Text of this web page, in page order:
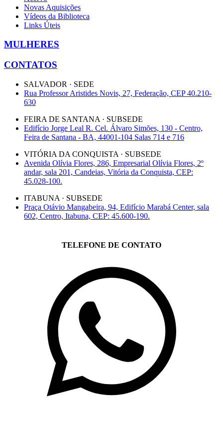
Novas Aquisições
Vídeos da Biblioteca
Links Úteis
MULHERES
CONTATOS
SALVADOR · SEDE
Rua Professor Aristides Novis, 27, Federação, CEP 40.210-
630
FEIRA DE SANTANA · SUBSEDE
Edifício Jorge Leal R. Cel. Álvaro Simões, 130 - Centro,
Feira de Santana - BA, 44001-104 Salas 714 e 716
VITÓRIA DA CONQUISTA · SUBSEDE
Avenida Olívia Flores, 286, Empresarial Olívia Flores, 2º
andar, sala 201, Candeias, Vitória da Conquista, CEP:
45.028-100.
ITABUNA · SUBSEDE
Praça Otávio Mangabeira, 94, Edifício Marabá Center, sala
602, Centro, Itabuna, CEP: 45.600-190.
TELEFONE DE CONTATO